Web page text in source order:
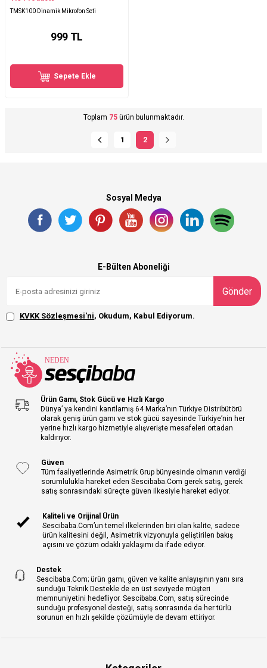
TMSK100 Dinamik Mikrofon Seti
999 TL
Sepete Ekle
Toplam 75ürün bulunmaktadır.
1 2
Sosyal Medya
E-Bülten Aboneliği
Gönder
KVKK Sözleşmesi'ni, Okudum, Kabul Ediyorum.
Ürün Gamı, Stok Gücü ve Hızlı Kargo
Dünya’ ya kendini kanıtlamış 64 Marka’nın Türkiye Distribütörü
olarak geniş ürün gamı ve stok gücü sayesinde Türkiye’nin her
yerine hızlı kargo hizmetiyle alışverişte mesafeleri ortadan
kaldırıyor.
Güven
Tüm faaliyetlerinde Asimetrik Grup bünyesinde olmanın verdiği
sorumlulukla hareket eden Sescibaba.Com gerek satış, gerek
satış sonrasındaki süreçte güven ilkesiyle hareket ediyor.
Kaliteli ve Orijinal Ürün
Sescibaba.Com’un temel ilkelerinden biri olan kalite, sadece
ürün kalitesini değil, Asimetrik vizyonuyla geliştirilen bakış
açısını ve çözüm odaklı yaklaşımı da ifade ediyor.
Destek
Sescibaba.Com; ürün gamı, güven ve kalite anlayışının yanı sıra
sunduğu Teknik Destekle de en üst seviyede müşteri
memnuniyetini hedefliyor. Sescibaba.Com, satış sürecinde
sunduğu profesyonel desteği, satış sonrasında da her türlü
sorunun en hızlı şekilde çözümüyle de devam ettiriyor.